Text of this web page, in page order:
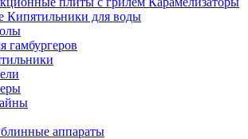
Кипятильники для воды
гамбургеров
аппараты